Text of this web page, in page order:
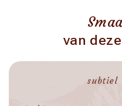
van
subtiel